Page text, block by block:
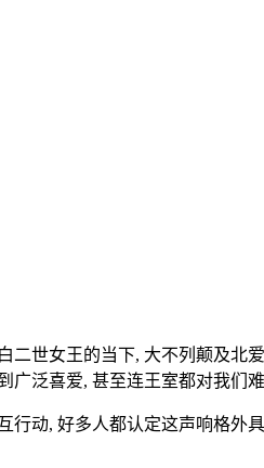
二世女王的当下, 大不列颠及北
泛喜爱, 甚至连王室都对我们
行动, 好多人都认定这声响格外